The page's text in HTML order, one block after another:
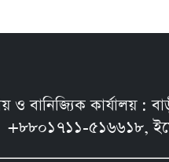
ও বানিজ্যিক কার্যালয়
+৮৮০১৭১১-৫১৬৬১৮,